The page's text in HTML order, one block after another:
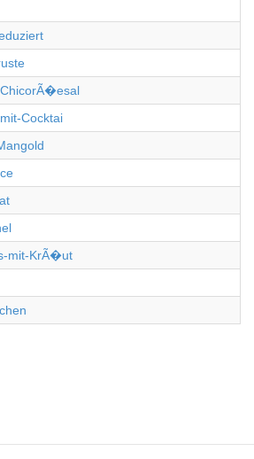
Cocktai
mit-KrÃ�ut